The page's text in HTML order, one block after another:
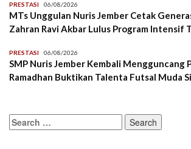
PRESTASI 06/08/2026
MTs Unggulan Nuris Jember Cetak
Zahran Ravi Akbar Lulus Program Intensif
PRESTASI 06/08/2026
SMP Nuris Jember Kembali Mengguncang
Ramadhan Buktikan Talenta Futsal Muda
Search
for: